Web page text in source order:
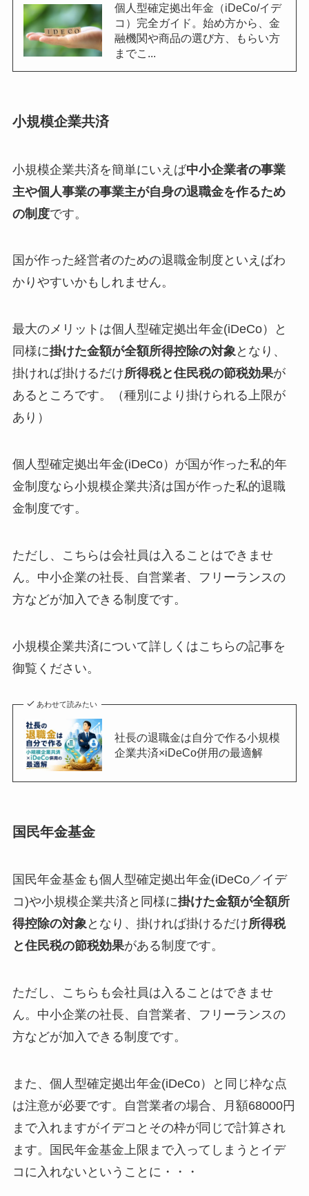
個人型確定拠出年金（iDeCo/イデ
コ）完全ガイド。始め方から、金
融機関や商品の選び方、もらい方
までこ...
小規模企業共済
小規模企業共済を簡単にいえば中小企業者の事業
主や個人事業の事業主が自身の退職金を作るため
の制度です。
国が作った経営者のための退職金制度といえばわ
かりやすいかもしれません。
最大のメリットは個人型確定拠出年金(iDeCo）と
同様に掛けた金額が全額所得控除の対象となり、
掛ければ掛けるだけ所得税と住民税の節税効果が
あるところです。（種別により掛けられる上限が
あり）
個人型確定拠出年金(iDeCo）が国が作った私的年
金制度なら小規模企業共済は国が作った私的退職
金制度です。
ただし、こちらは会社員は入ることはできませ
ん。中小企業の社長、自営業者、フリーランスの
方などが加入できる制度です。
小規模企業共済について詳しくはこちらの記事を
御覧ください。
あわせて読みたい
社長の退職金は自分で作る小規模
企業共済×iDeCo併用の最適解
国民年金基金
国民年金基金も個人型確定拠出年金(iDeCo／イデ
コ)や小規模企業共済と同様に掛けた金額が全額所
得控除の対象となり、掛ければ掛けるだけ所得税
と住民税の節税効果がある制度です。
ただし、こちらも会社員は入ることはできませ
ん。中小企業の社長、自営業者、フリーランスの
方などが加入できる制度です。
また、個人型確定拠出年金(iDeCo）と同じ枠な点
は注意が必要です。自営業者の場合、月額68000円
まで入れますがイデコとその枠が同じで計算され
ます。国民年金基金上限まで入ってしまうとイデ
コに入れないということに・・・